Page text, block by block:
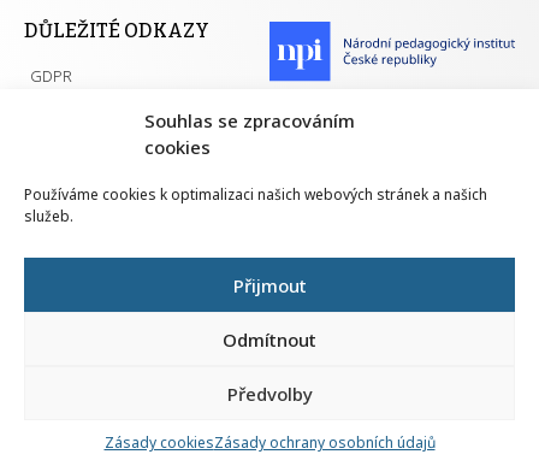
Souhlas se zpracováním
cookies
Používáme cookies k optimalizaci našich webových stránek a našich
služeb.
Přijmout
Odmítnout
Předvolby
Zásady cookiesZásady ochrany osobních údajů
DŮLEŽITÉ ODKAZY
GDPR
Přehled PK pro splnění MZK
Národní pedagogický institut ČR